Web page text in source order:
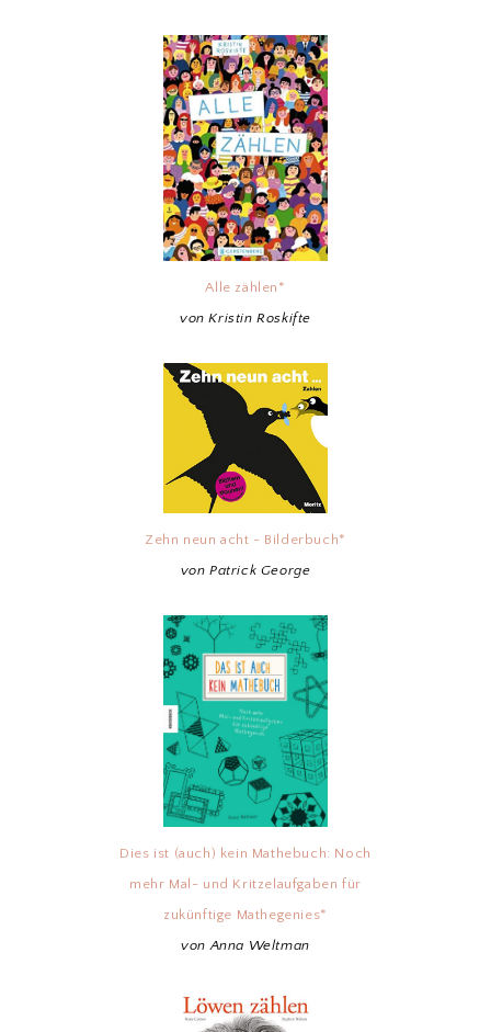
Alle zählen*
von Kristin Roskifte
Zehn neun acht - Bilderbuch*
von Patrick George
Dies ist (auch) kein Mathebuch: Noch
mehr Mal- und Kritzelaufgaben für
zukünftige Mathegenies*
von Anna Weltman